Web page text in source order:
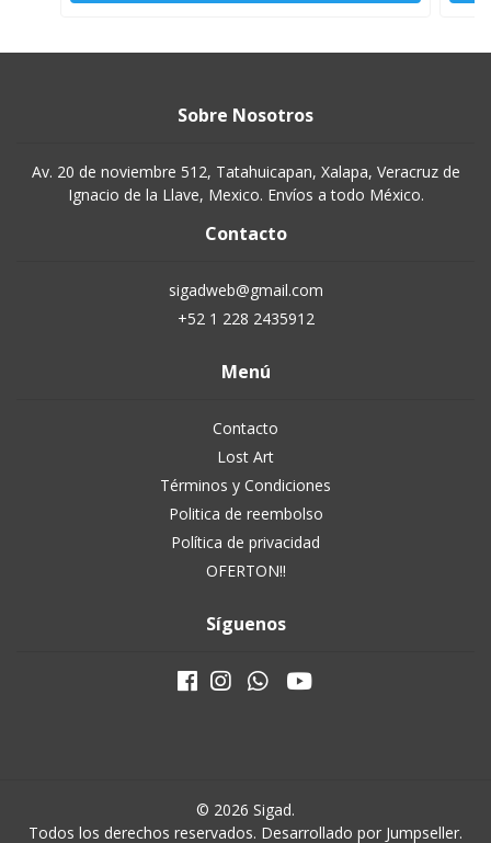
Sobre Nosotros
Av. 20 de noviembre 512, Tatahuicapan, Xalapa, Veracruz de
Ignacio de la Llave, Mexico. Envíos a todo México.
Contacto
sigadweb@gmail.com
+52 1 228 2435912
Menú
Contacto
Lost Art
Términos y Condiciones
Politica de reembolso
Política de privacidad
OFERTON!!
Síguenos
© 2026 Sigad.
Todos los derechos reservados. Desarrollado por Jumpseller.